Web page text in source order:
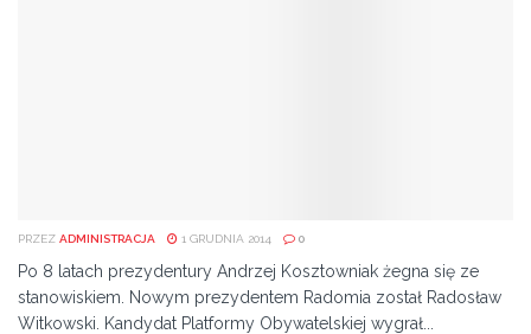
PRZEZ ADMINISTRACJA 1 GRUDNIA 2014 0
Po 8 latach prezydentury Andrzej Kosztowniak żegna się ze
stanowiskiem. Nowym prezydentem Radomia został Radosław
Witkowski. Kandydat Platformy Obywatelskiej wygrał...